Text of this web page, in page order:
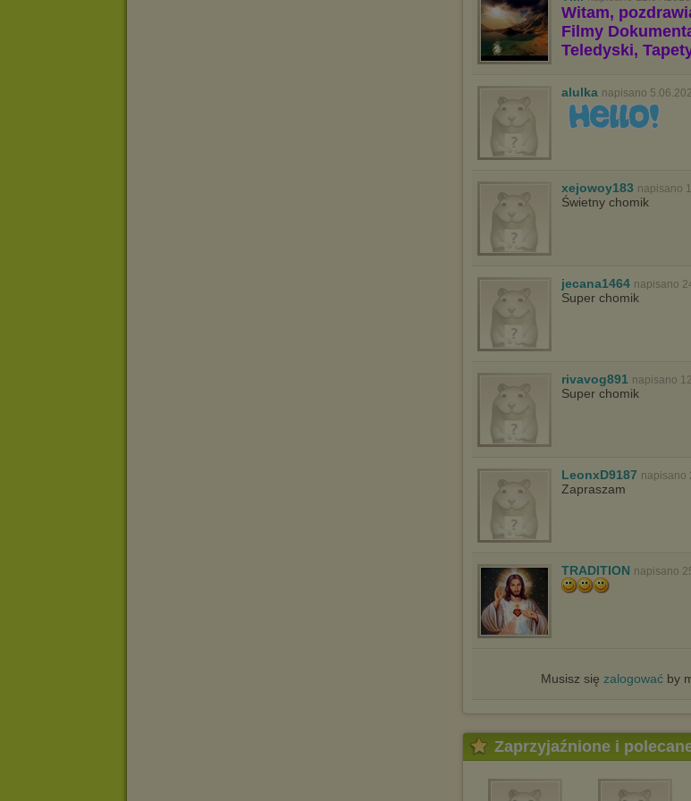
Istnieje możliwość zmiany ustawień
sposób uniemożliwiający przechowywanie
urządzeniu końcowym. Można również
dokonując odpowiednich zmian w
Pełną informację na ten temat
http://chomikuj.pl/PolitykaPrywatnosci.aspx
Witam,
Filmy
Teledyski,
alulka napisano
xejowoy183 napisano
Świetny chomik
jecana1464 napisano
Super chomik
rivavog891 napisano
Super chomik
LeonxD9187 napisano
Zapraszam
TRADITION napisano
Musisz się zalogowaćby
Zaprzyjaźnione i